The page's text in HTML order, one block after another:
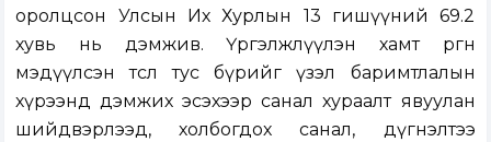
оролцсон Улсын Их Хурлын 13 гишүүний 69.2
хувь нь дэмжив. Үргэлжлүүлэн хамт өргөн
мэдүүлсэн төсөл тус бүрийг үзэл баримтлалын
хүрээнд дэмжих эсэхээр санал хураалт явуулан
шийдвэрлээд, холбогдох санал, дүгнэлтээ